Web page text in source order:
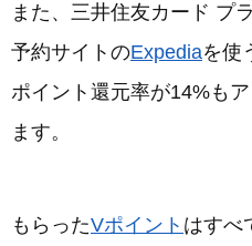
また、三井住友カード プ
予約サイトのExpediaを使
ポイント還元率が14%も
ます。
もらったVポイント はすべ